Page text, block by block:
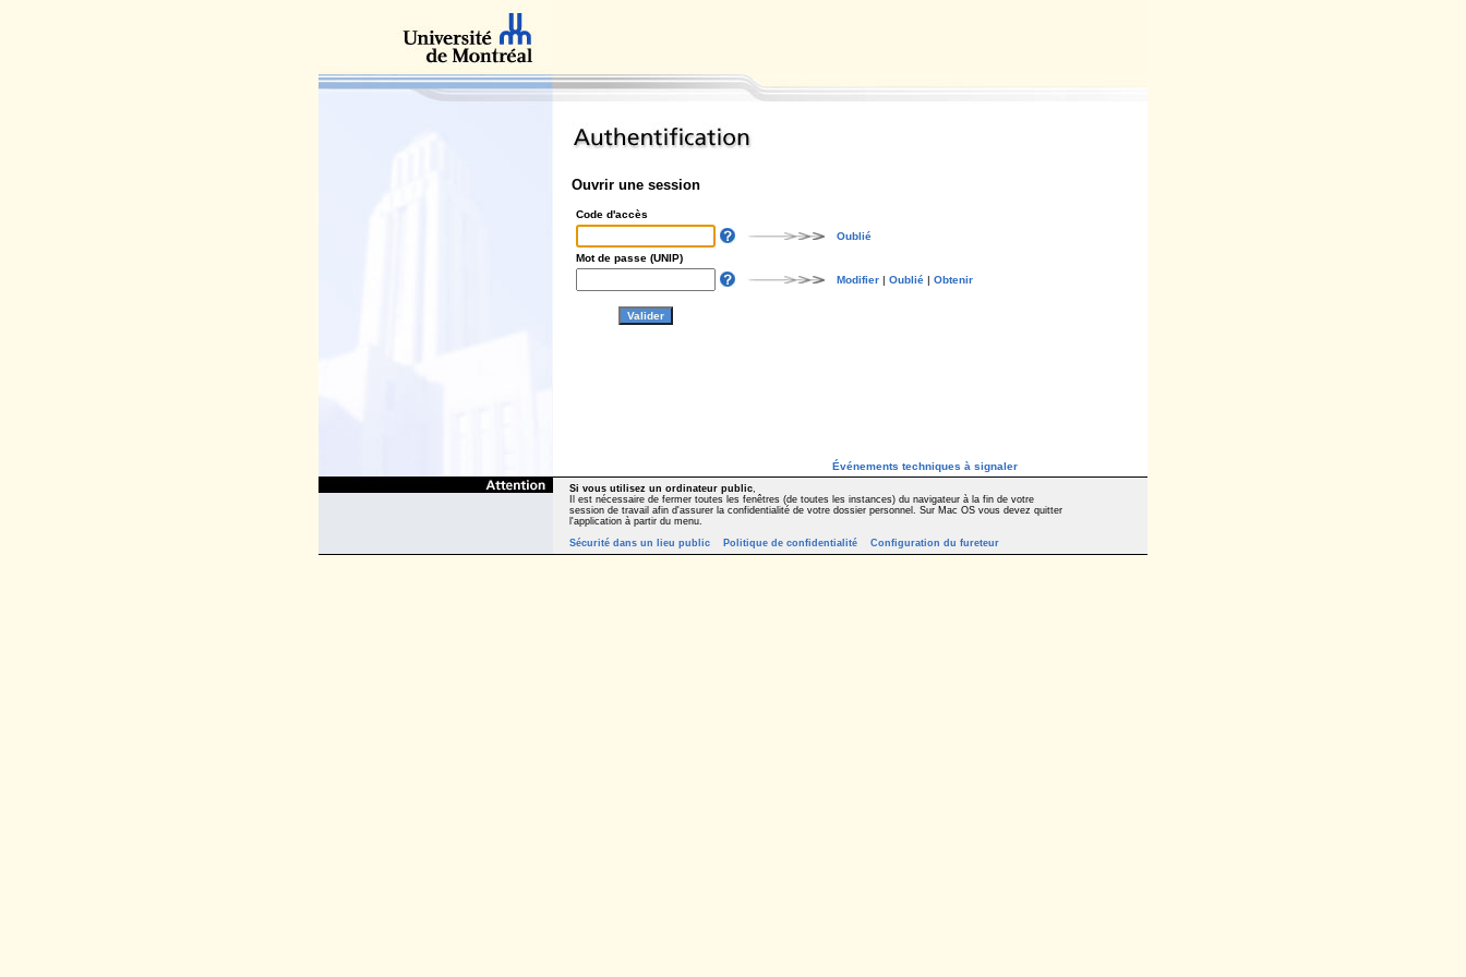
Ouvrir une session
Code d'accès
Oublié
Mot de passe (UNIP)
Modifier | Oublié | Obtenir
Événements techniques à signaler
Si vous utilisez un ordinateur public,
Il est nécessaire de fermer toutes les fenêtres (de toutes les instances) du navigateur à la fin de votre
session de travail afin d'assurer la confidentialité de votre dossier personnel. Sur Mac OS vous devez quitter
l'application à partir du menu.
Sécurité dans un lieu public
Politique de confidentialité Configuration du fureteur